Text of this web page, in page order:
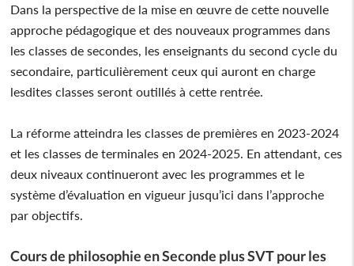
Dans la perspective de la mise en œuvre de cette nouvelle
approche pédagogique et des nouveaux programmes dans
les classes de secondes, les enseignants du second cycle du
secondaire, particulièrement ceux qui auront en charge
lesdites classes seront outillés à cette rentrée.
La réforme atteindra les classes de premières en 2023-2024
et les classes de terminales en 2024-2025. En attendant, ces
deux niveaux continueront avec les programmes et le
système d’évaluation en vigueur jusqu’ici dans l’approche
par objectifs.
Cours de philosophie en Seconde plus SVT pour les